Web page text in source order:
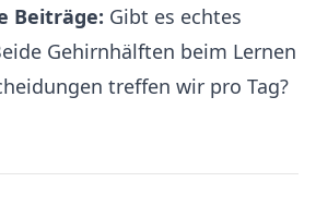
Beiträge: Gibt es echtes
Gehirnhälften beim Lernen
treffen wir pro Tag?